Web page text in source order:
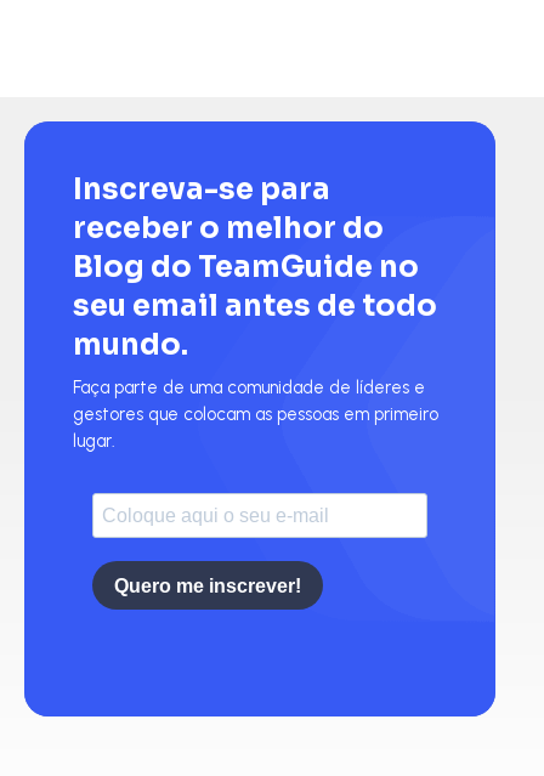
Inscreva-se para
receber o melhor do
Blog do TeamGuide no
seu email antes de todo
mundo.
Faça parte de uma comunidade de líderes e
gestores que colocam as pessoas em primeiro
lugar.
Quero me inscrever!